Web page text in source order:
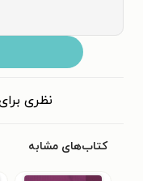
نظری
کتاب‌های مشابه